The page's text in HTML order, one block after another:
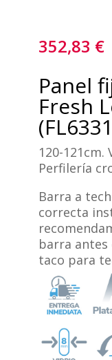
352,83 €
Panel
Fresh
120-121cm.
Perfilería
Barra a
correcta
barra antes
taco para